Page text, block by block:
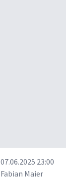
07.06.2025 23:00
Fabian Maier